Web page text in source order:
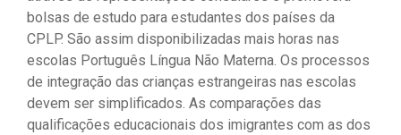
bolsas de estudo para estudantes dos países da
CPLP. São assim disponibilizadas mais horas nas
escolas Português Língua Não Materna. Os processos
de integração das crianças estrangeiras nas escolas
devem ser simplificados. As comparações das
qualificações educacionais dos imigrantes com as dos